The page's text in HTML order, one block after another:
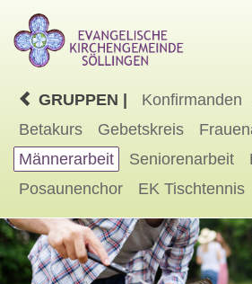
GRUPPEN | Konfirmanden
Betakurs
Gebetskreis
Männerarbeit
Seniorenarbeit
Posaunenchor
EK Tischtennis